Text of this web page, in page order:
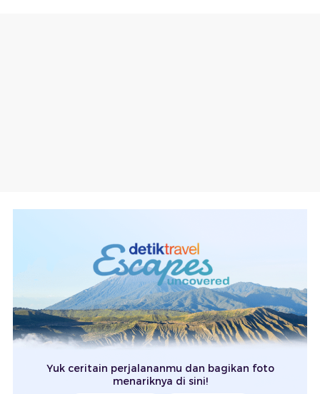
Yuk ceritain perjalananmu dan bagikan foto
menariknya di sini!